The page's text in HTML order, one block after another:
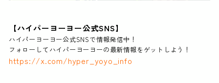
【ハイパーヨーヨー公式SNS】
ハイパーヨーヨー公式SNSで情報発信中！
フォローしてハイパーヨーヨーの最新情報をゲットしよう！
https://x.com/hyper_yoyo_info